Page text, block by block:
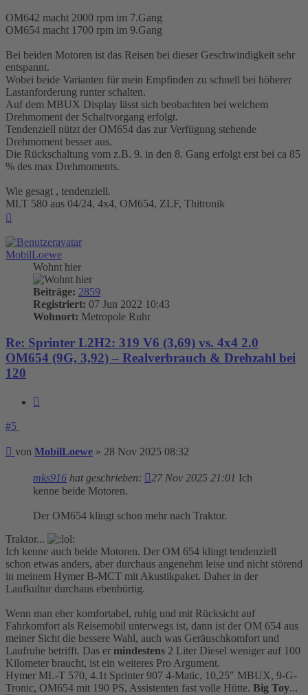
OM642 macht 2000 rpm im 7.Gang
OM654 macht 1700 rpm im 9.Gang
Bei beiden Motoren ist das Reisen bei dieser Geschwindigkeit sehr
entspannt.
Wobei beide Varianten für mein Empfinden zu schnell bei höherer
Lastanforderung runter schalten.
Auf dem MBUX Display lässt sich beobachten bei welchem
Drehmoment der Schaltvorgang erfolgt.
Tendenziell nützt der OM654 das zur Verfügung stehende
Drehmoment besser aus.
Die Rückschaltung vom z.B. 9. in den 8. Gang erfolgt erst bei ca 85
% des max Drehmoments.
Wie gesagt , tendenziell.
MLT 580 aus 04/24, 4x4, OM654, ZLF, Thitronik
MobilLoewe
Wohnt hier
Beiträge: 2859
Registriert: 07 Jun 2022 10:43
Wohnort: Metropole Ruhr
Re: Sprinter L2H2: 319 V6 (3,69) vs. 4x4 2.0
OM654 (9G, 3,92) – Realverbrauch & Drehzahl bei
120
#5
Beitrag
von MobilLoewe » 28 Nov 2025 08:32
mks916 hat geschrieben: 27 Nov 2025 21:01 Ich
kenne beide Motoren.
Der OM654 klingt schon mehr nach Traktor.
Traktor...
Ich kenne auch beide Motoren. Der OM 654 klingt tendenziell
schon etwas anders, aber durchaus angenehm leise und nicht störend
in meinem Hymer B-MCT mit Akustikpaket. Daher in der
Laufkultur durchaus ebenbürtig.
Wenn man eher komfortabel, ruhig und mit Rücksicht auf
Fahrkomfort als Reisemobil unterwegs ist, dann ist der OM 654 aus
meiner Sicht die bessere Wahl, auch was Geräuschkomfort und
Laufruhe betrifft. Das er mindestens 2 Liter Diesel weniger auf 100
Kilometer braucht, ist ein weiteres Pro Argument.
Hymer ML-T 570, 4.1t Sprinter 907 4-Matic, 10,25″ MBUX, 9-G-
Tronic, OM654 mit 190 PS, Assistenten fast volle Hütte. Big Toy...